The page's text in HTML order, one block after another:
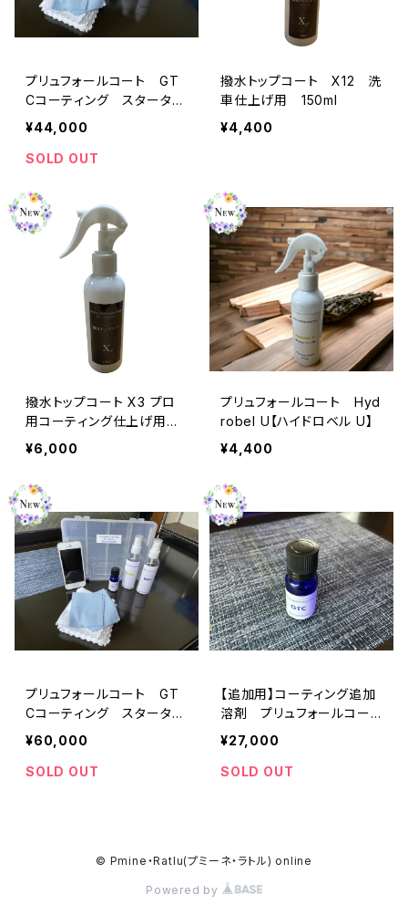
プリュフォールコート GT
Cコーティング スターター
キット
¥44,000
SOLD OUT
撥水トップコート X12 洗
車仕上げ用 150ml
¥4,400
撥水トップコート X3 プロ
用コーティング仕上げ用 1
50ml
¥6,000
プリュフォールコート Hyd
robel U【ハイドロベル U】
¥4,400
プリュフォールコート GT
Cコーティング スターター
キット【デモ用スマホ付き】
¥60,000
SOLD OUT
【追加用】コーティング追加
溶剤 プリュフォールコート
GTC
¥27,000
SOLD OUT
© Pmine・Ratlu(プミーネ・ラトル) online
Powered by